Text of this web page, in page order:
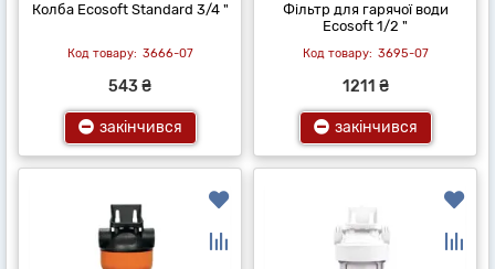
Колба Ecosoft Standard 3/4 "
3666-07
543 ₴
закінчився
Фільтр для гарячої води
Ecosoft 1/2 "
3695-07
1211 ₴
закінчився